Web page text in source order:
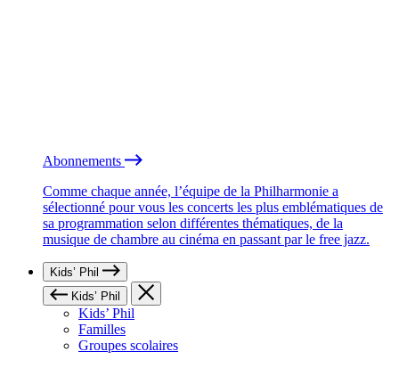
Abonnements
Comme chaque année, l’équipe de la Philharmonie a
sélectionné pour vous les concerts les plus emblématiques de
sa programmation selon différentes thématiques, de la
musique de chambre au cinéma en passant par le free jazz.
Kids’ Phil
Kids’ Phil
Kids’ Phil
Familles
Groupes scolaires